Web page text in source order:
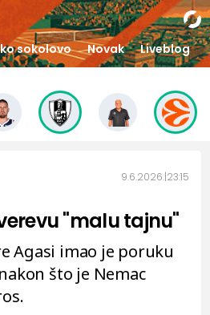
sokolovo Novak Liveblog
9.6.2026. 23:15
"malu tajnu"
Agasi imao je poruku
što je Nemac